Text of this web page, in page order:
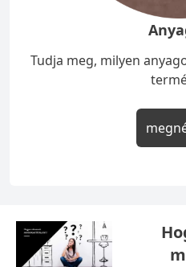
Tudja meg, milyen